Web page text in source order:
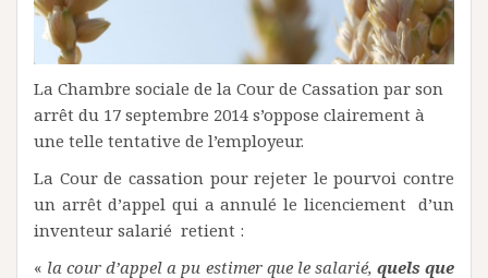
La Chambre sociale de la Cour de Cassation par son
arrêt du 17 septembre 2014 s’oppose clairement à
une telle tentative de l’employeur.
La Cour de cassation pour rejeter le pourvoi contre
un arrêt d’appel qui a annulé le licenciement d’un
inventeur salarié retient :
« la cour d’appel a pu estimer que le salarié, quels que